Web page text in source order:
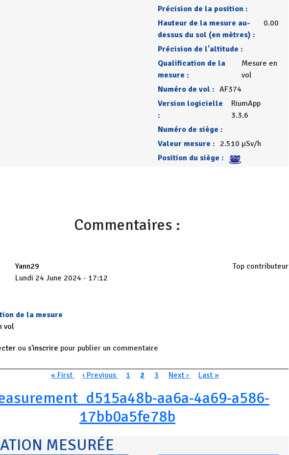
Précision de la position :
Hauteur de la mesure au-
dessus du sol (en mètres) :
0.00
Précision de l'altitude :
Qualification de la
mesure :
Mesure en
vol
Numéro de vol : AF374
Version logicielle
:
RiumApp
3.3.6
Numéro de siège :
Valeur mesure : 2.510 µSv/h
Position du siège :
Commentaires :
Yann29
Top contributeur
Lundi 24 June 2024 - 17:12
de la mesure
vol
ou s'inscrire pour publier un commentaire
Première page
« First Page précédente
‹ Previous Page
1 Page courante
2 Page
3 Page suivante
Next › Dernière page
Last »
aa6a-4a69-a586-
17bb0a5fe78b
MESURÉE